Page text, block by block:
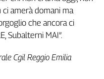
amerà domani ma
che ancora ci
Subalterni MAI”.
Cgil Reggio Emilia